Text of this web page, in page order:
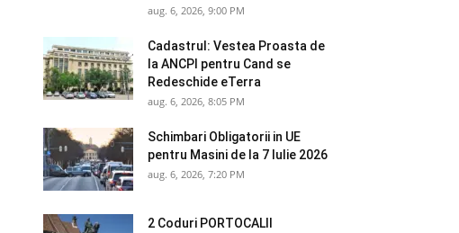
aug. 6, 2026, 9:00 PM
Cadastrul: Vestea Proasta de
la ANCPI pentru Cand se
Redeschide eTerra
aug. 6, 2026, 8:05 PM
Schimbari Obligatorii in UE
pentru Masini de la 7 Iulie 2026
aug. 6, 2026, 7:20 PM
2 Coduri PORTOCALII